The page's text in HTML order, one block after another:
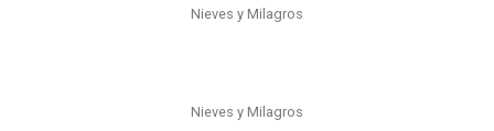
Nieves y Milagros
Nieves y Milagros